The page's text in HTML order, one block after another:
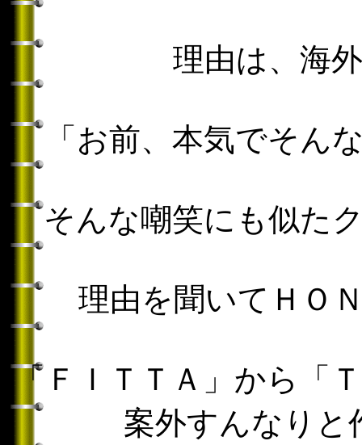
理由は、海
「お前、本気でそん
そんな嘲笑にも似た
理由を聞いてＨＯ
「ＦＩＴＴＡ」から「
案外すんなりと